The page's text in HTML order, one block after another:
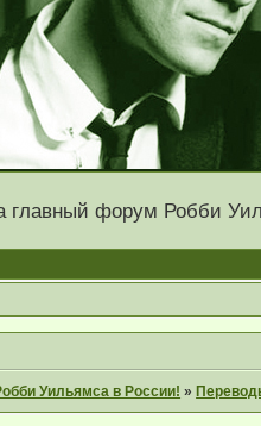
главный форум Робби
Уильямса в России! »